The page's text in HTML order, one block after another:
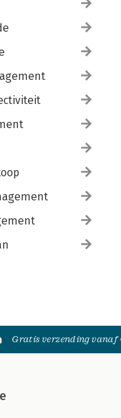
Gratis verzending vanaf